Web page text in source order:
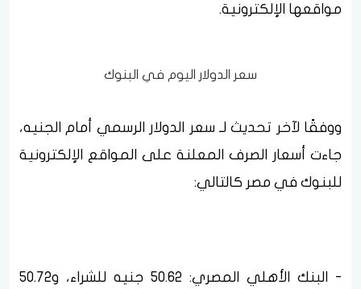
مواقعها الإلكترونية.
سعر الدولار اليوم في البنوك
ووفقًا لآخر تحديث لـ سعر الدولار الرسمي أمام الجنيه،
جاءت أسعار الصرف المعلنة على المواقع الإلكترونية
للبنوك في مصر كالتالي:
- البنك الأهلي المصري: 50.62 جنيه للشراء، و50.72